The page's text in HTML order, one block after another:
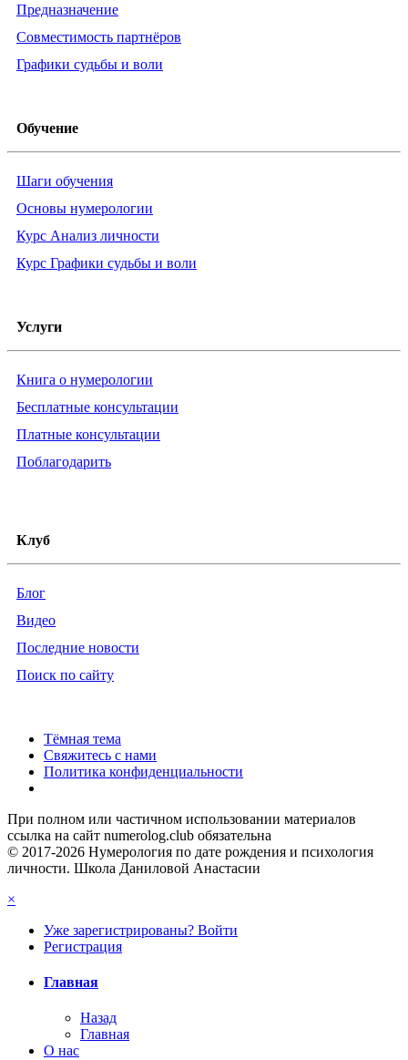
Предназначение
Совместимость партнёров
Графики судьбы и воли
Обучение
Шаги обучения
Основы нумерологии
Курс Анализ личности
Курс Графики судьбы и воли
Услуги
Книга о нумерологии
Бесплатные консультации
Платные консультации
Поблагодарить
Клуб
Блог
Видео
Последние новости
Поиск по сайту
Тёмная тема
Свяжитесь с нами
Политика конфиденциальности
При полном или частичном использовании материалов
ссылка на сайт numerolog.club обязательна
© 2017-2026 Нумерология по дате рождения и психология
личности. Школа Даниловой Анастасии
×
Уже зарегистрированы? Войти
Регистрация
Главная
Назад
Главная
О нас